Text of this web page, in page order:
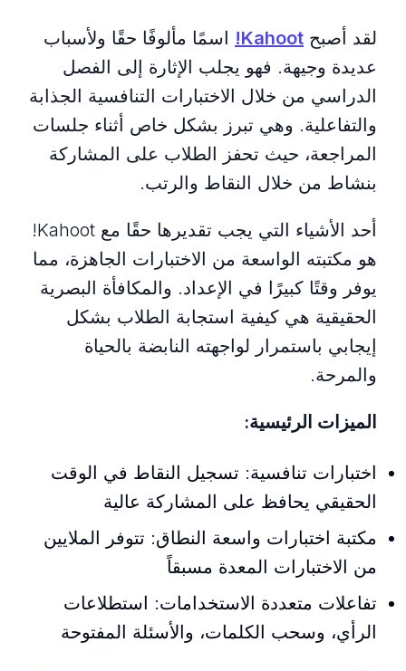
لقد أصبح Kahoot!
اسمًا مألوفًا حقًا ولأسباب
عديدة وجيهة. فهو يجلب الإثارة إلى الفصل
الدراسي من خلال الاختبارات التنافسية الجذابة
والتفاعلية. وهي تبرز بشكل خاص أثناء جلسات
المراجعة، حيث تحفز الطلاب على المشاركة
بنشاط من خلال النقاط والرتب.
أحد الأشياء التي يجب تقديرها حقًا مع Kahoot!
هو مكتبته الواسعة من الاختبارات الجاهزة، مما
يوفر وقتًا كبيرًا في الإعداد. والمكافأة البصرية
الحقيقية هي كيفية استجابة الطلاب بشكل
إيجابي باستمرار لواجهته النابضة بالحياة
والمرحة.
الميزات الرئيسية:
اختبارات تنافسية: تسجيل النقاط في الوقت
الحقيقي يحافظ على المشاركة عالية
مكتبة اختبارات واسعة النطاق: تتوفر الملايين
من الاختبارات المعدة مسبقاً
تفاعلات متعددة الاستخدامات: استطلاعات
الرأي، وسحب الكلمات، والأسئلة المفتوحة